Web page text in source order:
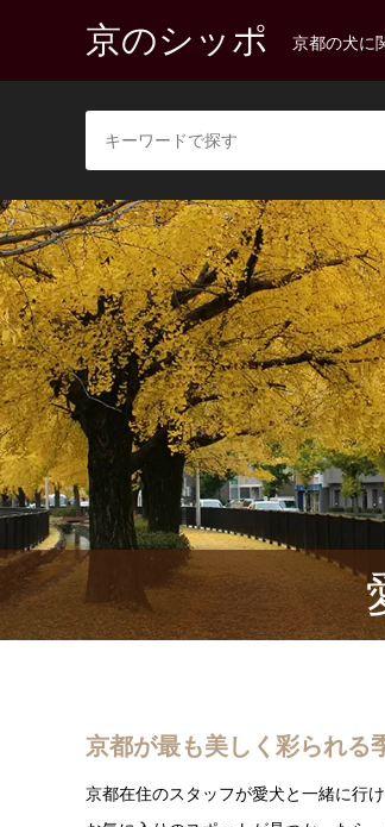
京のシッポ 京都の犬に
京都が最も美しく彩られる
京都在住のスタッフが愛犬と一緒に行